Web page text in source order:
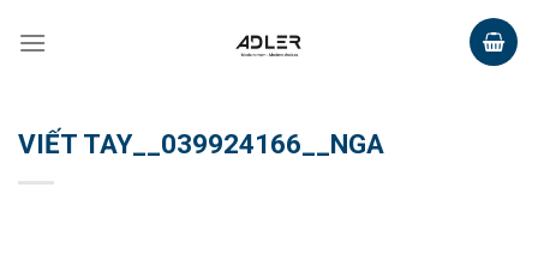
VIẾT TAY__039924166__NGA